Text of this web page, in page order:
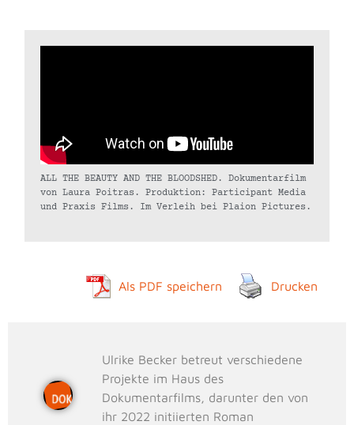
ALL THE BEAUTY AND THE BLOODSHED. Dokumentarfilm
von Laura Poitras. Produktion: Participant Media
und Praxis Films. Im Verleih bei Plaion Pictures.
Als PDF speichern Drucken
Ulrike Becker betreut verschiedene
Projekte im Haus des
Dokumentarfilms, darunter den von
ihr 2022 initiierten Roman